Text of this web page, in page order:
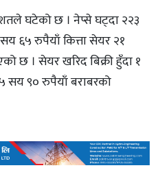
घटेको छ । नेप्से घट्दा २२३
६५ रुपैयाँ कित्ता सेयर २१
छ । सेयर खरिद बिक्री हुँदा १
सय ९० रुपैयाँ बराबरको